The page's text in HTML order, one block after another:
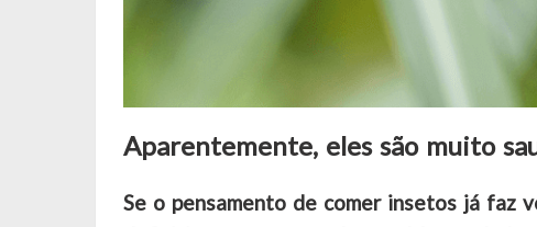
Aparentemente, eles são muito
Se o pensamento de comer insetos já faz